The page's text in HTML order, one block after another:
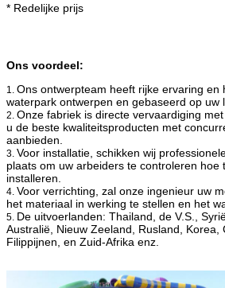
* Redelijke prijs
Ons voordeel:
1. Ons ontwerpteam heeft rijke ervaring en
waterpark ontwerpen en gebaseerd op uw
2. Onze fabriek is directe vervaardiging
u de beste kwaliteitsproducten met
aanbieden.
3. Voor installatie, schikken wij
plaats om uw arbeiders te controleren hoe
installeren.
4. Voor verrichting, zal onze ingenieur uw
het materiaal in werking te stellen en het
5. De uitvoerlanden: Thailand, de V.S.,
Australië, Nieuw Zeeland, Rusland, Korea,
Filippijnen, en Zuid-Afrika enz.